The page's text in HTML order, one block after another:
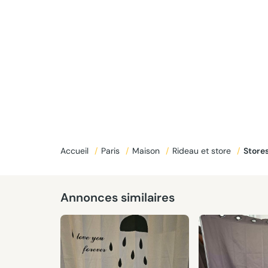
Accueil / Paris / Maison / Rideau et store /
Annonces similaires